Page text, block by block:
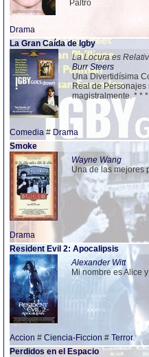
Paltro
Drama
La Gran Caída de Igby
La Locura es
Burr Steers
Una Divertidísima
Real de Personajes
magistralmente. * *
Comedia # Drama
Smoke
Wayne Wang
Una de las mejores
Drama
Resident Evil 2: Apocalipsis
Alexander Witt
Mi nombre es Alice
Accion # Ciencia-Ficcion # Terror
Perdidos en el Espacio